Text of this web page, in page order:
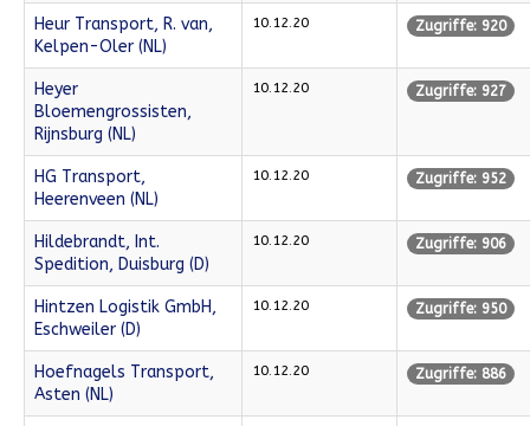
Heur Transport, R. van,
Kelpen-Oler (NL)
10.12.20 Zugriffe: 920
Heyer
Bloemengrossisten,
Rijnsburg (NL)
10.12.20 Zugriffe: 927
HG Transport,
Heerenveen (NL)
10.12.20 Zugriffe: 952
Hildebrandt, Int.
Spedition, Duisburg (D)
10.12.20 Zugriffe: 906
Hintzen Logistik GmbH,
Eschweiler (D)
10.12.20 Zugriffe: 950
Hoefnagels Transport,
Asten (NL)
10.12.20 Zugriffe: 886